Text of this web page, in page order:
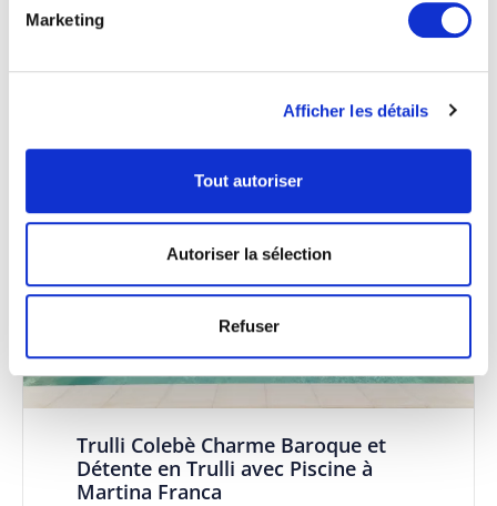
Marketing
Afficher les détails
Tout autoriser
Autoriser la sélection
Refuser
6
120
Trulli Colebè Charme Baroque et
Détente en Trulli avec Piscine à
Martina Franca